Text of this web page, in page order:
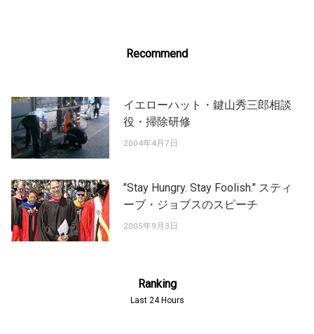
Recommend
イエローハット・鍵山秀三郎相談
役・掃除研修
2004年4月7日
"Stay Hungry. Stay Foolish." スティ
ーブ・ジョブスのスピーチ
2005年9月3日
Ranking
Last 24 Hours